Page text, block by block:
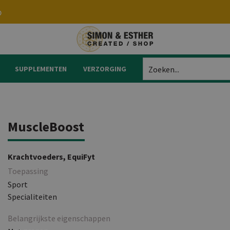
SUPPLEMENTEN VERZORGING Zoeken...
MuscleBoost
Krachtvoeders, EquiFyt
Toepassing
Sport
Specialiteiten
Belangrijkste eigenschappen